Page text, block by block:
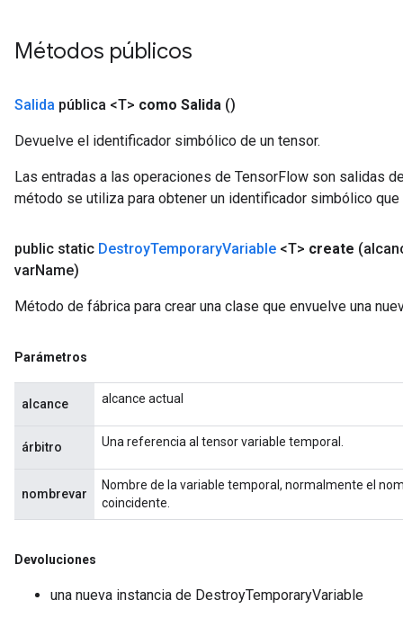
Métodos públicos
Salida pública <T> como Salida ()
Devuelve el identificador simbólico de un tensor.
Las entradas a las operaciones de TensorFlow son salidas
método se utiliza para obtener un identificador simbólico
public static DestroyTemporaryVariable <T> create
varName)
Método de fábrica para crear una clase que envuelve una
Parámetros
alcance alcance actual
árbitro Una referencia al tensor variable temporal.
nombrevar
Nombre de la variable temporal, normalmente el
coincidente.
Devoluciones
una nueva instancia de DestroyTemporaryVariable